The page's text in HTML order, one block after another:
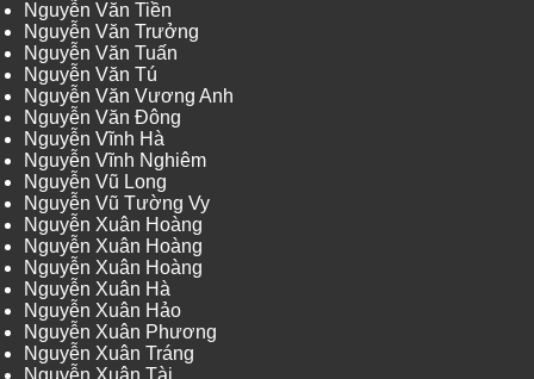
Nguyễn Văn Tiền
Nguyễn Văn Trưởng
Nguyễn Văn Tuấn
Nguyễn Văn Tú
Nguyễn Văn Vương Anh
Nguyễn Văn Đông
Nguyễn Vĩnh Hà
Nguyễn Vĩnh Nghiêm
Nguyễn Vũ Long
Nguyễn Vũ Tường Vy
Nguyễn Xuân Hoàng
Nguyễn Xuân Hoàng
Nguyễn Xuân Hoàng
Nguyễn Xuân Hà
Nguyễn Xuân Hảo
Nguyễn Xuân Phương
Nguyễn Xuân Tráng